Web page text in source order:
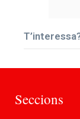
Seccions